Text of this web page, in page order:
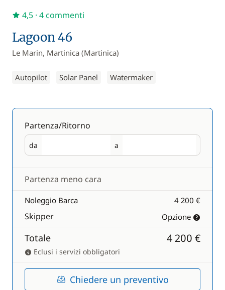
Lagoon 46
Le Marin, Martinica (Martinica)
Autopilot Solar Panel Watermaker
4,5 · 4 commenti
Partenza/Ritorno
da
Partenza a
Ritorno
Partenza meno cara
Noleggio Barca 4 200 €
Skipper Opzione
Totale 4 200 €
Eclusi i servizi obbligatori
Chiedere un preventivo